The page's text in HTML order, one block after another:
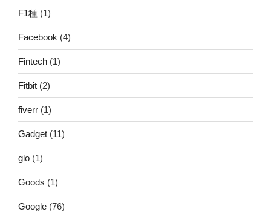
F1種 (1)
Facebook (4)
Fintech (1)
Fitbit (2)
fiverr (1)
Gadget (11)
glo (1)
Goods (1)
Google (76)